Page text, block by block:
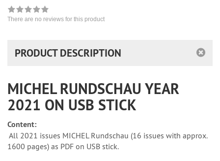
There are no reviews for this product
PRODUCT DESCRIPTION
MICHEL RUNDSCHAU YEAR
2021 ON USB STICK
Content:
All 2021 issues MICHEL Rundschau (16 issues with approx.
1600 pages) as PDF on USB stick.